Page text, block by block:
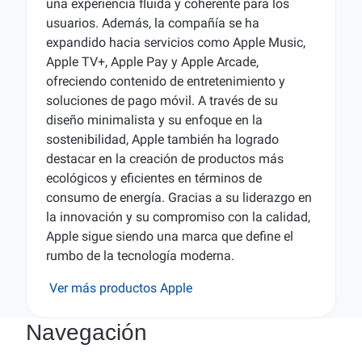
una experiencia fluida y coherente para los
usuarios. Además, la compañía se ha
expandido hacia servicios como Apple Music,
Apple TV+, Apple Pay y Apple Arcade,
ofreciendo contenido de entretenimiento y
soluciones de pago móvil. A través de su
diseño minimalista y su enfoque en la
sostenibilidad, Apple también ha logrado
destacar en la creación de productos más
ecológicos y eficientes en términos de
consumo de energía. Gracias a su liderazgo en
la innovación y su compromiso con la calidad,
Apple sigue siendo una marca que define el
rumbo de la tecnología moderna.
Ver más productos Apple
Navegación